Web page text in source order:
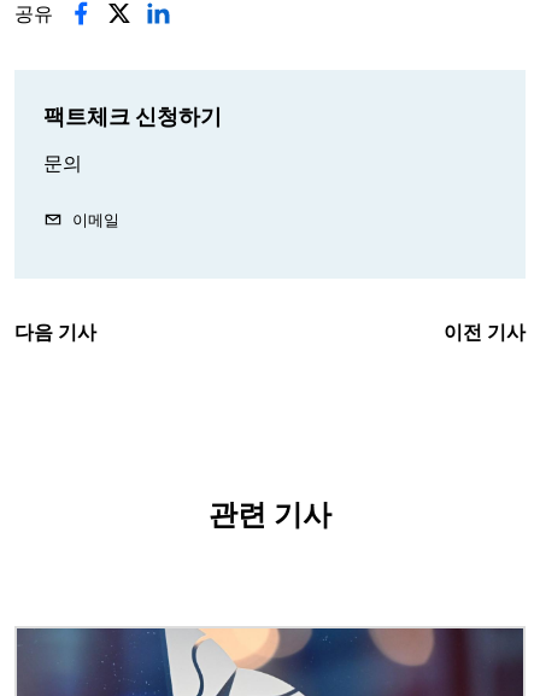
공유
팩트체크 신청하기
문의
이메일
다음 기사 이전 기사
관련 기사